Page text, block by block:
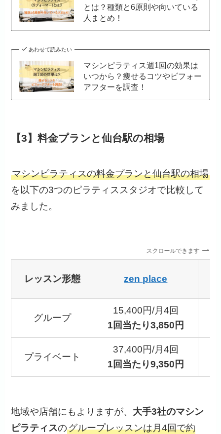
とは？種類と6原則や向いている
人まとめ！
あわせて読みたい
マシンピラティス週1回の効果は
いつから？痩せるコツやビフォー
アフターを調査！
【3】料金プランと仙台駅の相場
マシンピラティスの料金プランと仙台駅の相場
を以下の3つのピラティススタジオで比較して
みました。
スクロールできます
レッスン形態 zen place
グループ
15,400円/月4回
1回当たり3,850円
プライベート
37,400円/月4回
1回当たり9,350円
地域や店舗にもよりますが、 大手3社のマシン
ピラティスのグループレッスンは月4回で約